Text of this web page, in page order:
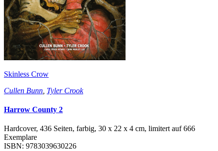
Skinless Crow
Cullen Bunn Tyler Crook
Harrow County 2
Hardcover, 436 Seiten, farbig, 30 x 22 x 4 cm, limitert auf 666
Exemplare
ISBN: 9783039630226